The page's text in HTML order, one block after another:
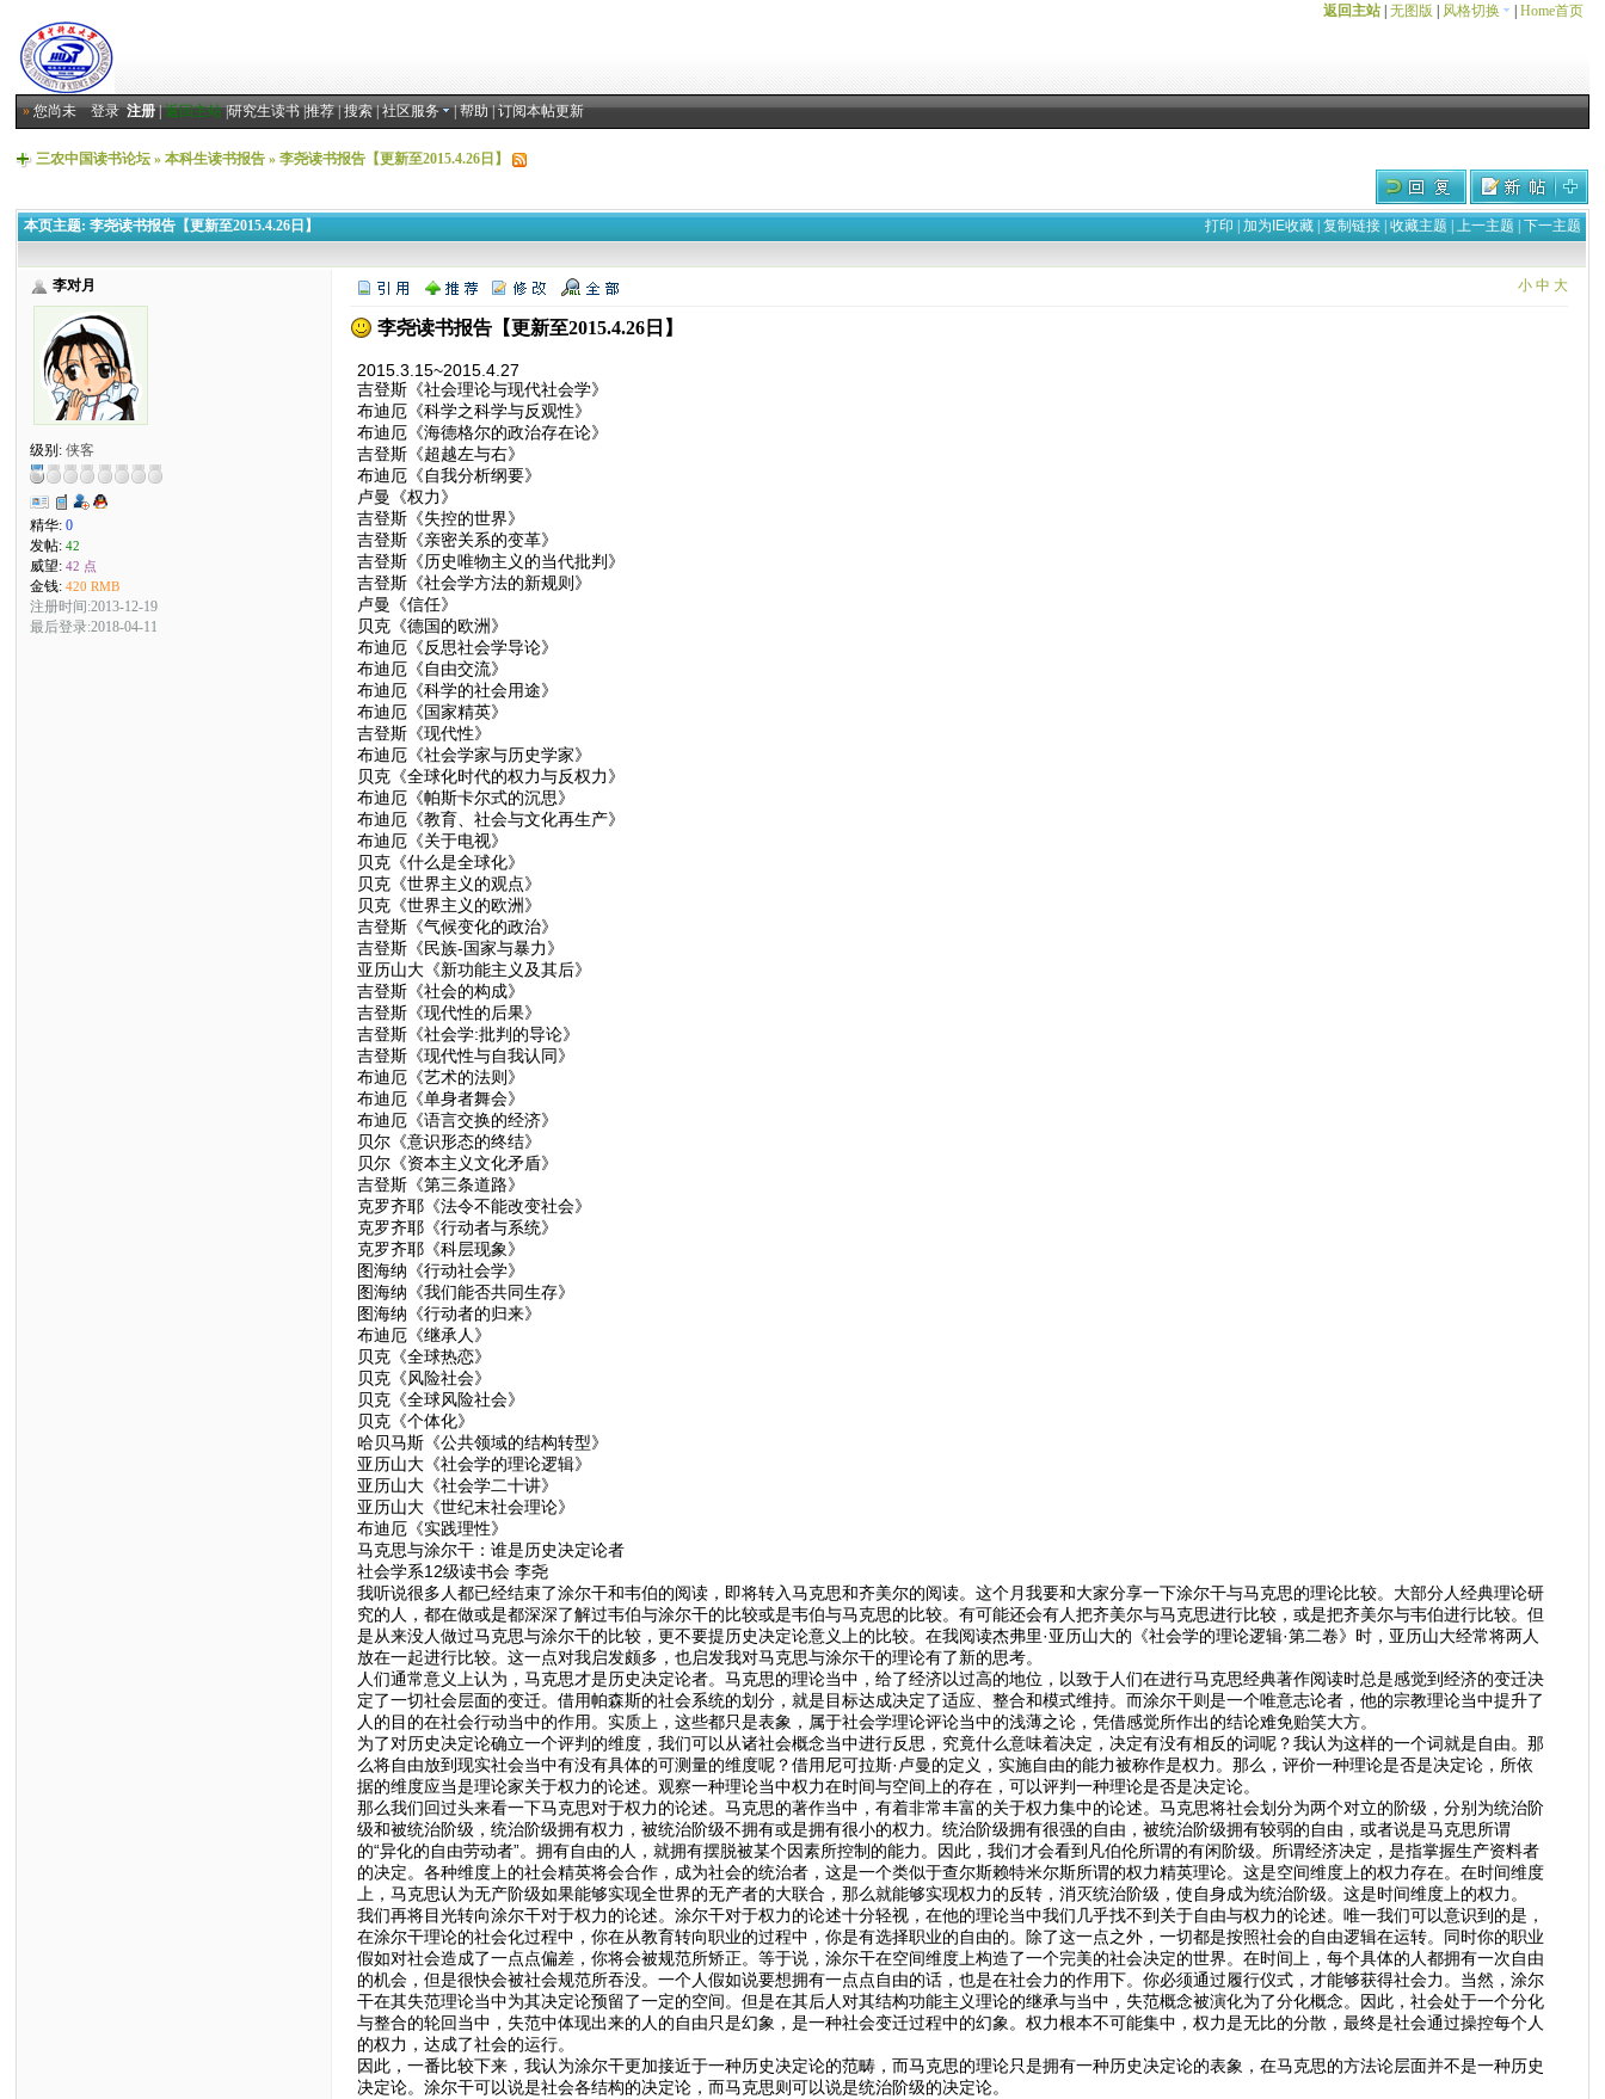
返回主站| 无图版 风格切换 Home首页
»您尚未登录 注册|返回主站|研究生读书|推荐|搜索|社区服务 |帮助|订阅本帖更新
三农中国读书论坛 »本科生读书报告 »李尧读书报告【更新至2015.4.26日】
本页主题: 李尧读书报告【更新至2015.4.26日】 打印 加为IE收藏| 复制链接| 收藏主题 上一主题 下一主题
李对月
级别:侠客
精华:0
发帖:42
威望:42 点
金钱:420 RMB
注册时间:2013-12-19
最后登录:2018-04-11
小 中 大
李尧读书报告【更新至2015.4.26日】
2015.3.15~2015.4.27
吉登斯《社会理论与现代社会学》
布迪厄《科学之科学与反观性》
布迪厄《海德格尔的政治存在论》
吉登斯《超越左与右》
布迪厄《自我分析纲要》
卢曼《权力》
吉登斯《失控的世界》
吉登斯《亲密关系的变革》
吉登斯《历史唯物主义的当代批判》
吉登斯《社会学方法的新规则》
卢曼《信任》
贝克《德国的欧洲》
布迪厄《反思社会学导论》
布迪厄《自由交流》
布迪厄《科学的社会用途》
布迪厄《国家精英》
吉登斯《现代性》
布迪厄《社会学家与历史学家》
贝克《全球化时代的权力与反权力》
布迪厄《帕斯卡尔式的沉思》
布迪厄《教育、社会与文化再生产》
布迪厄《关于电视》
贝克《什么是全球化》
贝克《世界主义的观点》
贝克《世界主义的欧洲》
吉登斯《气候变化的政治》
吉登斯《民族-国家与暴力》
亚历山大《新功能主义及其后》
吉登斯《社会的构成》
吉登斯《现代性的后果》
吉登斯《社会学:批判的导论》
吉登斯《现代性与自我认同》
布迪厄《艺术的法则》
布迪厄《单身者舞会》
布迪厄《语言交换的经济》
贝尔《意识形态的终结》
贝尔《资本主义文化矛盾》
吉登斯《第三条道路》
克罗齐耶《法令不能改变社会》
克罗齐耶《行动者与系统》
克罗齐耶《科层现象》
图海纳《行动社会学》
图海纳《我们能否共同生存》
图海纳《行动者的归来》
布迪厄《继承人》
贝克《全球热恋》
贝克《风险社会》
贝克《全球风险社会》
贝克《个体化》
哈贝马斯《公共领域的结构转型》
亚历山大《社会学的理论逻辑》
亚历山大《社会学二十讲》
亚历山大《世纪末社会理论》
布迪厄《实践理性》
马克思与涂尔干：谁是历史决定论者
社会学系12级读书会 李尧
我听说很多人都已经结束了涂尔干和韦伯的阅读，即将转入马克思和齐美尔的阅读。这个月我要和大家分享一下涂尔干与马克思的理论比较。大部分人经典理论研
究的人，都在做或是都深深了解过韦伯与涂尔干的比较或是韦伯与马克思的比较。有可能还会有人把齐美尔与马克思进行比较，或是把齐美尔与韦伯进行比较。但
是从来没人做过马克思与涂尔干的比较，更不要提历史决定论意义上的比较。在我阅读杰弗里·亚历山大的《社会学的理论逻辑·第二卷》时，亚历山大经常将两人
放在一起进行比较。这一点对我启发颇多，也启发我对马克思与涂尔干的理论有了新的思考。
人们通常意义上认为，马克思才是历史决定论者。马克思的理论当中，给了经济以过高的地位，以致于人们在进行马克思经典著作阅读时总是感觉到经济的变迁决
定了一切社会层面的变迁。借用帕森斯的社会系统的划分，就是目标达成决定了适应、整合和模式维持。而涂尔干则是一个唯意志论者，他的宗教理论当中提升了
人的目的在社会行动当中的作用。实质上，这些都只是表象，属于社会学理论评论当中的浅薄之论，凭借感觉所作出的结论难免贻笑大方。
为了对历史决定论确立一个评判的维度，我们可以从诸社会概念当中进行反思，究竟什么意味着决定，决定有没有相反的词呢？我认为这样的一个词就是自由。那
么将自由放到现实社会当中有没有具体的可测量的维度呢？借用尼可拉斯·卢曼的定义，实施自由的能力被称作是权力。那么，评价一种理论是否是决定论，所依
据的维度应当是理论家关于权力的论述。观察一种理论当中权力在时间与空间上的存在，可以评判一种理论是否是决定论。
那么我们回过头来看一下马克思对于权力的论述。马克思的著作当中，有着非常丰富的关于权力集中的论述。马克思将社会划分为两个对立的阶级，分别为统治阶
级和被统治阶级，统治阶级拥有权力，被统治阶级不拥有或是拥有很小的权力。统治阶级拥有很强的自由，被统治阶级拥有较弱的自由，或者说是马克思所谓
的“异化的自由劳动者”。拥有自由的人，就拥有摆脱被某个因素所控制的能力。因此，我们才会看到凡伯伦所谓的有闲阶级。所谓经济决定，是指掌握生产资料者
的决定。各种维度上的社会精英将会合作，成为社会的统治者，这是一个类似于查尔斯赖特米尔斯所谓的权力精英理论。这是空间维度上的权力存在。在时间维度
上，马克思认为无产阶级如果能够实现全世界的无产者的大联合，那么就能够实现权力的反转，消灭统治阶级，使自身成为统治阶级。这是时间维度上的权力。
我们再将目光转向涂尔干对于权力的论述。涂尔干对于权力的论述十分轻视，在他的理论当中我们几乎找不到关于自由与权力的论述。唯一我们可以意识到的是，
在涂尔干理论的社会化过程中，你在从教育转向职业的过程中，你是有选择职业的自由的。除了这一点之外，一切都是按照社会的自由逻辑在运转。同时你的职业
假如对社会造成了一点点偏差，你将会被规范所矫正。等于说，涂尔干在空间维度上构造了一个完美的社会决定的世界。在时间上，每个具体的人都拥有一次自由
的机会，但是很快会被社会规范所吞没。一个人假如说要想拥有一点点自由的话，也是在社会力的作用下。你必须通过履行仪式，才能够获得社会力。当然，涂尔
干在其失范理论当中为其决定论预留了一定的空间。但是在其后人对其结构功能主义理论的继承与当中，失范概念被演化为了分化概念。因此，社会处于一个分化
与整合的轮回当中，失范中体现出来的人的自由只是幻象，是一种社会变迁过程中的幻象。权力根本不可能集中，权力是无比的分散，最终是社会通过操控每个人
的权力，达成了社会的运行。
因此，一番比较下来，我认为涂尔干更加接近于一种历史决定论的范畴，而马克思的理论只是拥有一种历史决定论的表象，在马克思的方法论层面并不是一种历史
决定论。涂尔干可以说是社会各结构的决定论，而马克思则可以说是统治阶级的决定论。